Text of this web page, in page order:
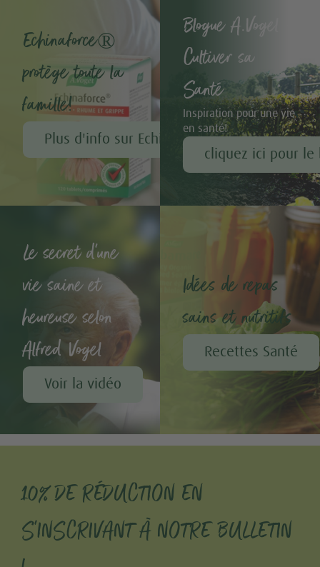
Echinaforce®
protège toute la
famille!
Plus d'info sur Echinaforce®
Blogue A.Vogel -
Cultiver sa
Santé
Inspiration pour une vie
en santé!
cliquez ici pour le
Le secret d'une
vie saine et
heureuse selon
Alfred Vogel
Voir la vidéo
Idées de repas
sains et nutritifs
Recettes Santé
10% DE RÉDUCTION EN
S'INSCRIVANT À NOTRE BULLETIN